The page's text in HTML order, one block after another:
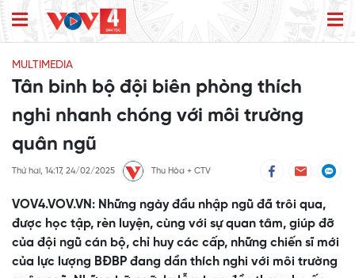
MULTIMEDIA
Tân binh bộ đội biên phòng thích
nghi nhanh chóng với môi trường
quân ngũ
Thứ hai, 14:17, 24/02/2025 Thu Hòa + CTV
VOV4.VOV.VN: Những ngày đầu nhập ngũ đã trôi qua,
được học tập, rèn luyện, cùng với sự quan tâm, giúp đỡ
của đội ngũ cán bộ, chỉ huy các cấp, những chiến sĩ mới
của lực lượng BĐBP đang dần thích nghi với môi trường